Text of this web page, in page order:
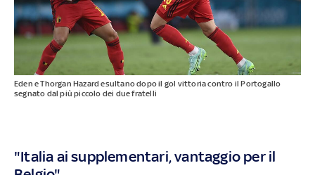
Eden e Thorgan Hazard esultano dopo il gol vittoria contro il Portogallo
segnato dal più piccolo dei due fratelli
"Italia ai supplementari, vantaggio per il